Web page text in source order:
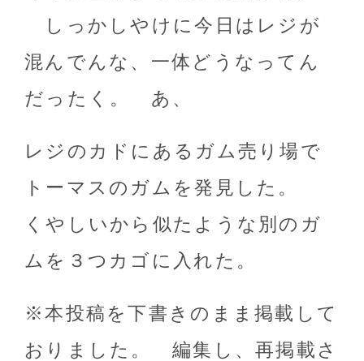
しっかしやけに今日はレジが
混んでんな、一体どうなってん
だったく。 あ、
レジのカドにあるガム売り場で
トーマスのガムを発見した。
くやしいから似たような別のガ
ムを３つカゴに入れた。
※本投稿を下書きのまま掲載して
おりました。 編集し、再掲載さ